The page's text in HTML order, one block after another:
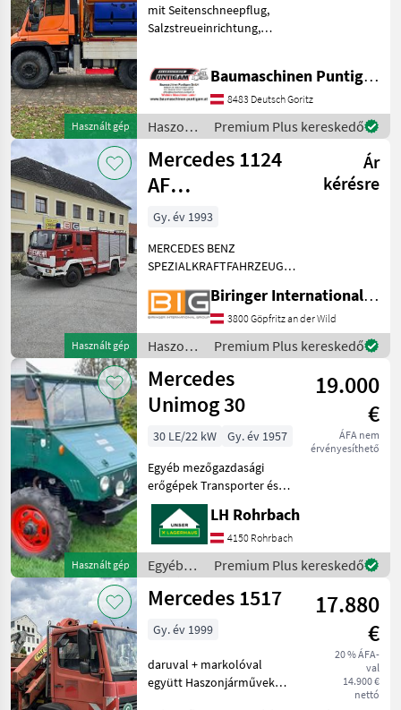
Használt gép
mit Seitenschneepflug,
Salzstreueinrichtung,
höchstzulässiges
Gesamtgewicht 12.500 kg,
Nutzlast 4.355 kg,
Strassenzulssung, Er
Baumaschinen Puntigam GmbH
8483 Deutsch Goritz
Haszonjárművek
/
Mercedes
Premium Plus kereskedő
Használt gép
Mercedes 1124
AF
Spezialkraftfahrzeug
Ár
kérésre
Gy. év 1993
MERCEDES BENZ
SPEZIALKRAFTFAHRZEUG /
TLFA 2000 Technische
Daten: * Eigengewicht: 7.175
kg * hzG.: 12.000 kg *
Hubraum: 5.958 cm3 *
Leistung: 17
Biringer International GmbH
3800 Göpfritz an der Wild
Haszonjárművek
/
Mercedes
Premium Plus kereskedő
Használt gép
Mercedes
Unimog 30
19.000
€
ÁFA nem
érvényesíthető
30 LE/22 kW
Gy. év 1957
Egyéb mezőgazdasági
erőgépek Transporter és
motorkocsi
LH Rohrbach
4150 Rohrbach
Egyéb
mezőgazdasági
erőgépek
Mercedes
Premium Plus kereskedő
Mercedes 1517
17.880
€
20 % ÁFA-
val
14.900 €
nettó
Gy. év 1999
daruval + markolóval
együtt Haszonjárművek